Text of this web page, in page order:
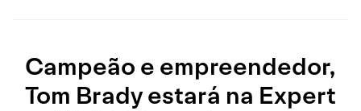
Campeão e empreendedor,
Tom Brady estará na Expert